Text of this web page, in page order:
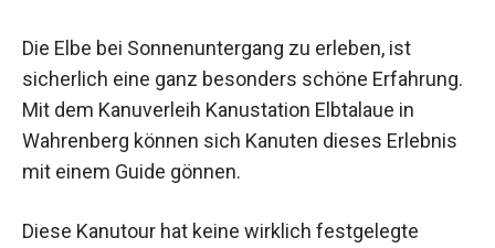
Die Elbe bei Sonnenuntergang zu erleben, ist
sicherlich eine ganz besonders schöne Erfahrung.
Mit dem Kanuverleih Kanustation Elbtalaue in
Wahrenberg können sich Kanuten dieses Erlebnis
mit einem Guide gönnen.
Diese Kanutour hat keine wirklich festgelegte